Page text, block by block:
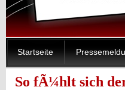
Startseite
So fÃ¼hlt sich